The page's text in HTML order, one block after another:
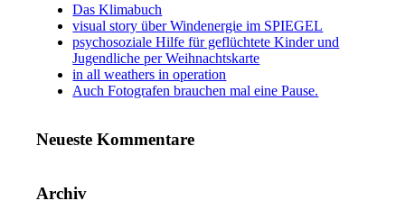
Das Klimabuch
visual story über Windenergie im SPIEGEL
psychosoziale Hilfe für geflüchtete Kinder und
Jugendliche per Weihnachtskarte
in all weathers in operation
Auch Fotografen brauchen mal eine Pause.
Neueste Kommentare
Archiv